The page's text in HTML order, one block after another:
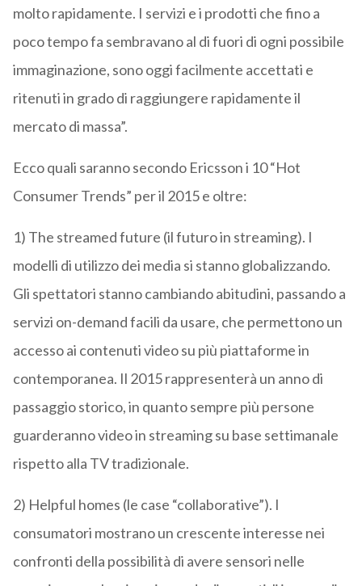
molto rapidamente. I servizi e i prodotti che fino a
poco tempo fa sembravano al di fuori di ogni possibile
immaginazione, sono oggi facilmente accettati e
ritenuti in grado di raggiungere rapidamente il
mercato di massa”.
Ecco quali saranno secondo Ericsson i 10 “Hot
Consumer Trends” per il 2015 e oltre:
1) The streamed future (il futuro in streaming). I
modelli di utilizzo dei media si stanno globalizzando.
Gli spettatori stanno cambiando abitudini, passando a
servizi on-demand facili da usare, che permettono un
accesso ai contenuti video su più piattaforme in
contemporanea. Il 2015 rappresenterà un anno di
passaggio storico, in quanto sempre più persone
guarderanno video in streaming su base settimanale
rispetto alla TV tradizionale.
2) Helpful homes (le case “collaborative”). I
consumatori mostrano un crescente interesse nei
confronti della possibilità di avere sensori nelle